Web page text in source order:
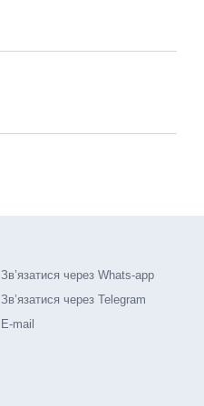
Зв’язатися через Whats-app
Зв’язатися через Telegram
E-mail